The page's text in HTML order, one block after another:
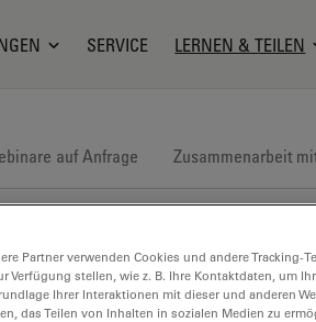
SERVICE LERNEN & TEILEN
auf Anfrage Zusammenarbeit
Partner verwenden Cookies und andere Tracking-
Verfügung stellen, wie z. B. Ihre Kontaktdaten, um
Ihrer Interaktionen mit dieser und anderen
das Teilen von Inhalten in sozialen Medien zu